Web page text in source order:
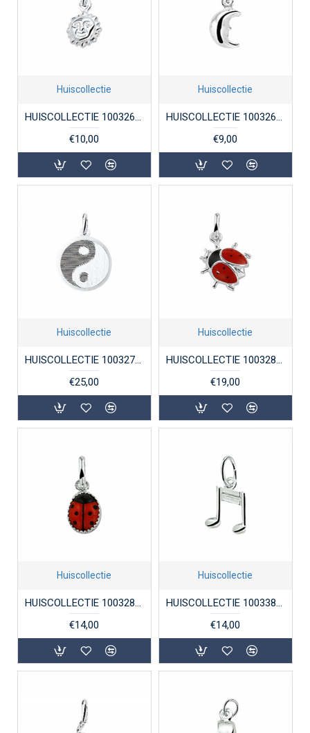
Huiscollectie
HUISCOLLECTIE 1003268 ZILVEREN BEDEL ZON
€10,00
Huiscollectie
HUISCOLLECTIE 1003269 ZILVEREN BEDEL MAANTJE
€9,00
Huiscollectie
HUISCOLLECTIE 1003275 ZILVEREN HANGER YIN-YANG
€25,00
Huiscollectie
HUISCOLLECTIE 1003286 ZILVEREN BEDEL LIEVEHEERSBEESTJE
€19,00
Huiscollectie
HUISCOLLECTIE 1003288 ZILVEREN BEDELHANGER LIEVEHEERSBEESTJE
€14,00
Huiscollectie
HUISCOLLECTIE 1003389 ZILVEREN BEDELHANGER MUZIEKNOOT
€14,00